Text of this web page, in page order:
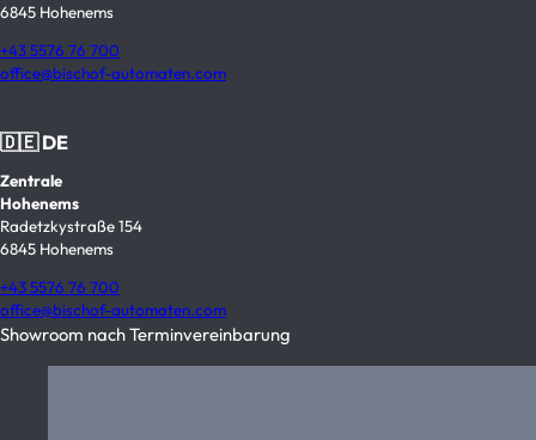
6845 Hohenems
+43 5576 76 700
office@bischof-automaten.com
🇩🇪 DE
Zentrale
Hohenems
Radetzkystraße 154
6845 Hohenems
+43 5576 76 700
office@bischof-automaten.com
Showroom nach Terminvereinbarung